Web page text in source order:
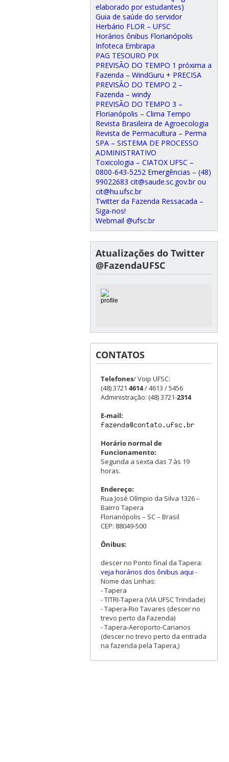
elaborado por estudantes)
Guia de saúde do servidor
Herbário FLOR – UFSC
Horários ônibus Florianópolis
Infoteca Embrapa
PAG TESOURO PIX
PREVISÃO DO TEMPO 1 próxima a
Fazenda – WindGuru + PRECISA
PREVISÃO DO TEMPO 2 –
Fazenda – windy
PREVISÃO DO TEMPO 3 –
Florianópolis – Clima Tempo
Revista Brasileira de Agroecologia
Revista de Permacultura – Perma
SPA – SISTEMA DE PROCESSO
ADMINISTRATIVO
Toxicologia – CIATOX UFSC –
0800-643-5252 Emergências – (48)
99022683 cit@saude.sc.gov.br ou
cit@hu.ufsc.br
Twitter da Fazenda Ressacada –
Siga-nos!
Webmail @ufsc.br
Atualizações do Twitter
@FazendaUFSC
CONTATOS
Telefones/ Voip UFSC:
(48) 3721 4614/ 4613 / 5456
Administração: (48) 3721-2314
E-mail:
Horário normal de
Funcionamento:
Segunda a sexta das 7 às 19
horas.
Endereço:
Rua José Olímpio da Silva 1326 –
Bairro Tapera
Florianópolis – SC – Brasil
CEP: 88049-500
Ônibus:
descer no Ponto final da Tapera:
veja horários dos ônibus aqui -
Nome das Linhas:
- Tapera
- TITRI-Tapera (VIA UFSC Trindade)
- Tapera-Rio Tavares (descer no
trevo perto da Fazenda)
- Tapera-Aeroporto-Carianos
(descer no trevo perto da entrada
na fazenda pela Tapera,)